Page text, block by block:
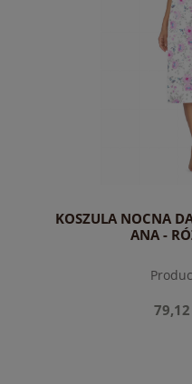
KOSZULA NOCNA
ANA -